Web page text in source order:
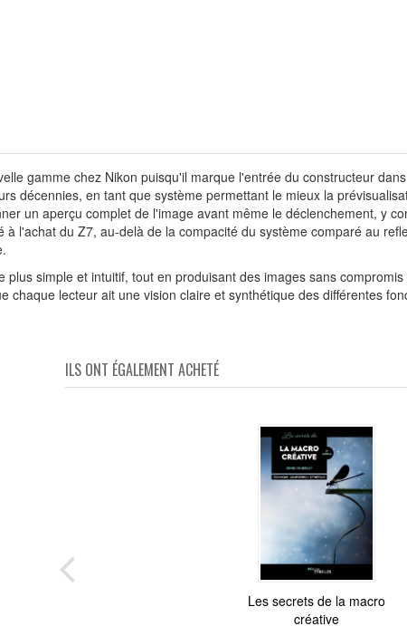
gamme chez Nikon puisqu'il marque l'entrée du constructeur
décennies, en tant que système permettant le mieux la
un aperçu complet de l'image avant même le déclenchement, y
l'achat du Z7, au-delà de la compacité du système comparé au
simple et intuitif, tout en produisant des images sans
lecteur ait une vision claire et synthétique des différentes
ILS ONT ÉGALEMENT ACHETÉ
Les secrets de la macro
créative